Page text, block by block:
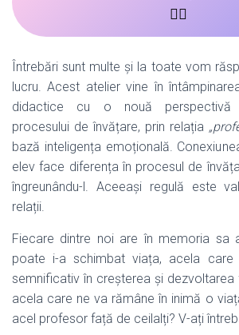
👉🏻
Întrebări sunt multe și la toate vom
lucru. Acest atelier vine în
didactice cu o nouă perspectivă
procesului de învățare, prin relația
bază inteligența emoțională.
elev face diferența în procesul de
îngreunându-l. Aceeași regulă este
relații.
Fiecare dintre noi are în memoria sa
poate i-a schimbat viața, acela
semnificativ în creșterea și dezvoltarea
acela care ne va rămâne în inimă o
acel profesor față de ceilalți? V-ați